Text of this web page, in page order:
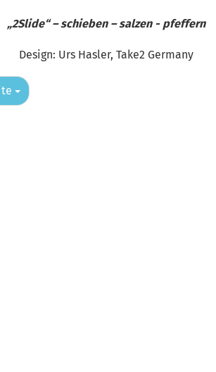
„2Slide“ – schieben – salzen - pfeffern
Design: Urs Hasler, Take2 Germany